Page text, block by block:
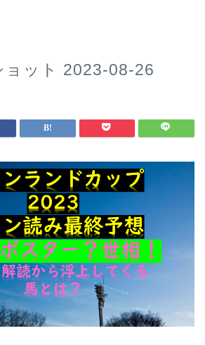
ョット 2023-08-26